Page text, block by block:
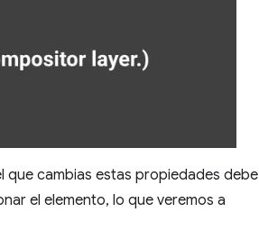
que cambias estas propiedades debe
el elemento, lo que veremos a